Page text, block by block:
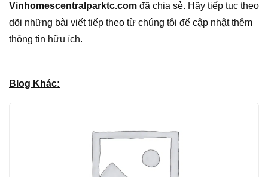
Vinhomescentralparktc.com đã chia sẻ. Hãy tiếp tục theo
dõi những bài viết tiếp theo từ chúng tôi để cập nhật thêm
thông tin hữu ích.
Blog Khác: